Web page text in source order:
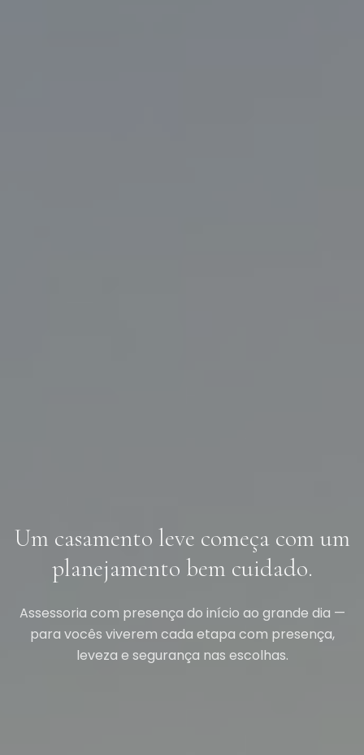
Um casamento leve começa com um
planejamento bem cuidado.
Assessoria com presença do início ao grande dia —
para vocês viverem cada etapa com presença,
leveza e segurança nas escolhas.